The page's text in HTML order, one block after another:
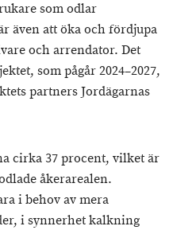
som odlar
även att öka och fördjupa
och arrendator. Det
som pågår 2024–2027,
partners Jordägarnas
cirka 37 procent, vilket är
åkerarealen.
i behov av mera
i synnerhet kalkning